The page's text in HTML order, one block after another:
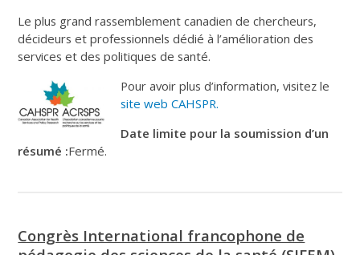
Le plus grand rassemblement canadien de chercheurs,
décideurs et professionnels dédié à l’amélioration des
services et des politiques de santé.
Pour avoir plus d’information, visitez le
site web CAHSPR.
Date limite pour la soumission d’un
résumé :Fermé.
Congrès International francophone de